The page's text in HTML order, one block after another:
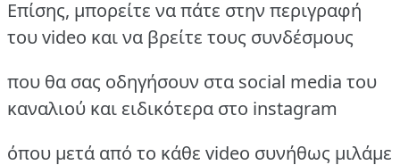
Επίσης, μπορείτε να πάτε στην περιγραφή
του video και να βρείτε τους συνδέσμους
που θα σας οδηγήσουν στα social media του
καναλιού και ειδικότερα στο instagram
όπου μετά από το κάθε video συνήθως μιλάμε